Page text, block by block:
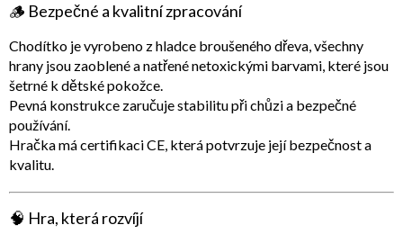
🪵 Bezpečné a kvalitní zpracování
Chodítko je vyrobeno zhladce broušeného dřeva, všechny
hrany jsou zaoblenéa natřenénetoxickými barvami, které jsou
šetrné k dětské pokožce.
Pevná konstrukce zaručuje stabilitu při chůzi a bezpečné
používání.
Hračka mácertifikaci CE, která potvrzuje její bezpečnost a
kvalitu.
🧠 Hra, která rozvíjí